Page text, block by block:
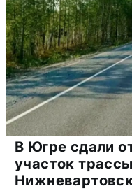
В Югре сдали
участок